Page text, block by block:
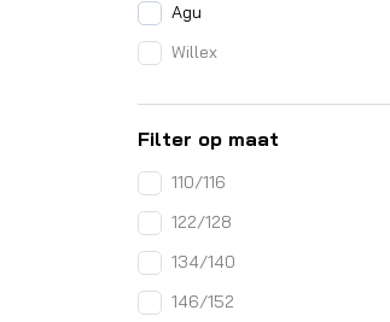
Agu
Willex
Filter op maat
110/116
122/128
134/140
146/152